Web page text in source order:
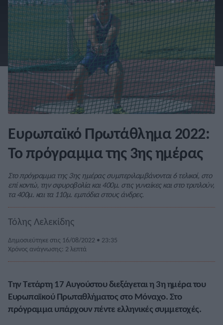
Ευρωπαϊκό Πρωτάθλημα 2022:
Το πρόγραμμα της 3ης ημέρας
Στο πρόγραμμα της 3ης ημέρας συμπεριλαμβάνονται 6 τελικοί, στο
επί κοντώ, την σφυροβολία και 400μ. στις γυναίκες και στο τριπλούν,
τα 400μ. και τα 110μ. εμπόδια στους άνδρες.
Τόλης Λελεκίδης
Δημοσιεύτηκε στις 16/08/2022 • 23:35
Χρόνος ανάγνωσης: 2 λεπτά
Την Τετάρτη 17 Αυγούστου διεξάγεται η 3η ημέρα του
Ευρωπαϊκού Πρωταθλήματος στο Μόναχο. Στο
πρόγραμμα υπάρχουν πέντε ελληνικές συμμετοχές.